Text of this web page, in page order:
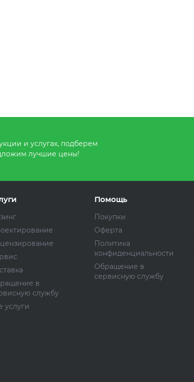
и услугах, подберем
лучшие цены!
в
службу
услуги
Помощь
Покупки
Оферта
Политика
конфиденциальности
Обращение в
сервисную службу